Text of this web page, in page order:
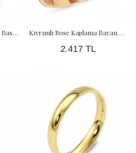
Kırmızı Taşlı Medusa Cam Baskılı Altın Kaplama Kadın Gümüş Yüzük Kıvrımlı Rose Kaplama Bayan Gümüş Yüzük
2.417 TL